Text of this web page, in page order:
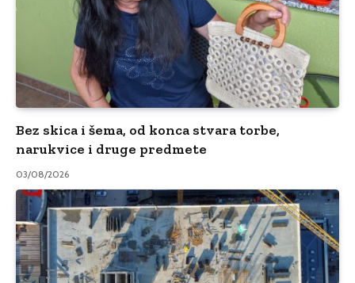
Bez skica i šema, od konca stvara torbe,
narukvice i druge predmete
03/08/2026